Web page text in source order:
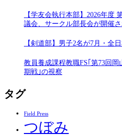
【学友会執行本部】2026年度
議会、サークル部長会が開催さ
【剣道部】男子2名が7月・全
教員養成課程教職FS｢第73回
期戦｣の視察
タグ
Field Press
つぼみ